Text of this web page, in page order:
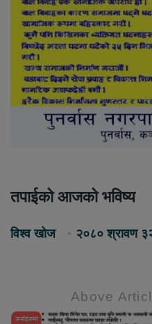
तपाईको आजको भविष्य
विश्व खोज २०८० श्रावण
Above